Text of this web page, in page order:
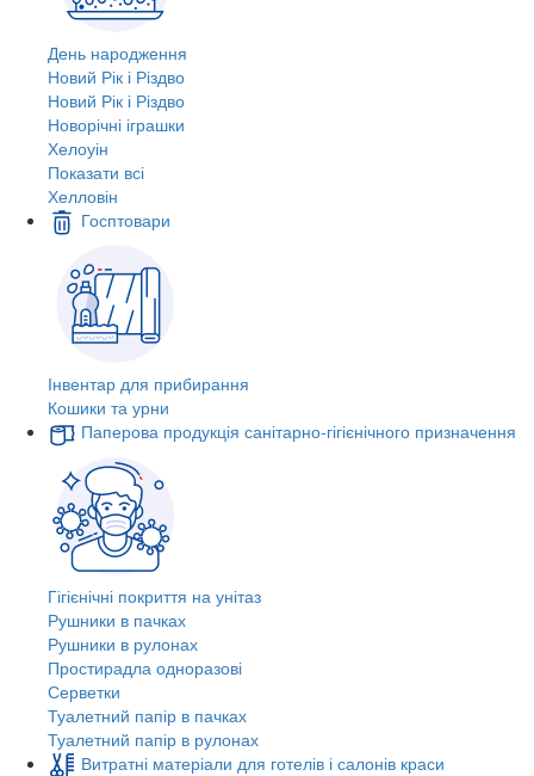
День народження
Новий Рік і Різдво
Новий Рік і Різдво
Новорічні іграшки
Хелоуін
Показати всі
Хелловін
Госптовари
Інвентар для прибирання
Кошики та урни
Паперова продукція санітарно-гігієнічного призначення
Гігієнічні покриття на унітаз
Рушники в пачках
Рушники в рулонах
Простирадла одноразові
Серветки
Туалетний папір в пачках
Туалетний папір в рулонах
Витратні матеріали для готелів і салонів краси